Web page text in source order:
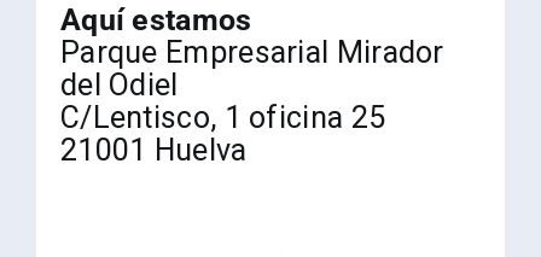
Aquí estamos
Parque Empresarial Mirador
del Odiel
C/Lentisco, 1 oficina 25
21001 Huelva